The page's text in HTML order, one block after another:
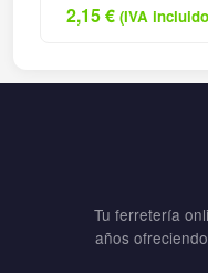
2,15€ (IVA
Tu ferretería
años